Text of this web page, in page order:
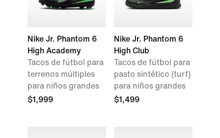
Nike Jr. Phantom 6
High Academy
Tacos de fútbol para
terrenos múltiples
para niños grandes
$1,999
Nike Jr. Phantom 6
High Club
Tacos de fútbol para
pasto sintético (turf)
para niños grandes
$1,499